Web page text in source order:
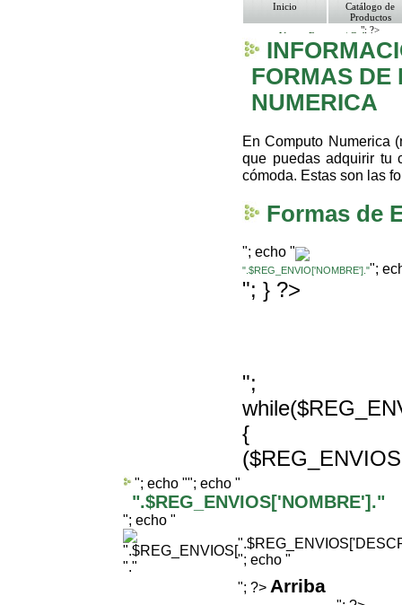
Inicio
Catálogo de
Productos
"; ?>
Ventas Empresa/ Gobierno
Ofertas
Envíos y Formas de Pago
Nosotros
Bolsa de Trabajo
FORMAS DE
NUMERICA
En Computo Numerica
que puedas adquirir tu
cómoda. Estas son las
Formas de
"; echo "
".$REG_ENVIO['NOMBRE']."";
"; } ?>
";
{
"; echo ""; echo "
".$REG_ENVIOS['NOMBRE']."
"; echo "
"."
"; echo "
"; ?> Arriba